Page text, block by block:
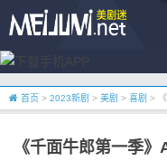
首页 > 2023新剧 > 美剧 > 喜剧 >
《千面牛郎第一季